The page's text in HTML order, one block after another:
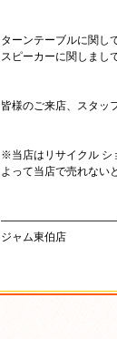
ターンテーブルに関し
スピーカーに関しまし
皆様のご来店、スタッ
※当店はリサイクル シ
よって当店で売れない
ジャム東伯店